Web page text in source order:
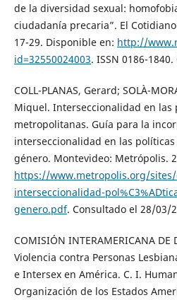
de la diversidad sexual:
ciudadanía precaria”. El
17-29. Disponible en: http://
id=32550024003. ISSN 0186-
COLL-PLANAS, Gerard; SOLÀ-
Miquel. Interseccionalidad en las
metropolitanas. Guía para la
interseccionalidad en las
género. Montevideo: Metrópolis.
https://www.metropolis.org/
interseccionalidad-
genero.pdf. Consultado el 28/03/
COMISIÓN INTERAMERICANA DE
Violencia contra Personas
e Intersex en América. C. I.
Organización de los Estados